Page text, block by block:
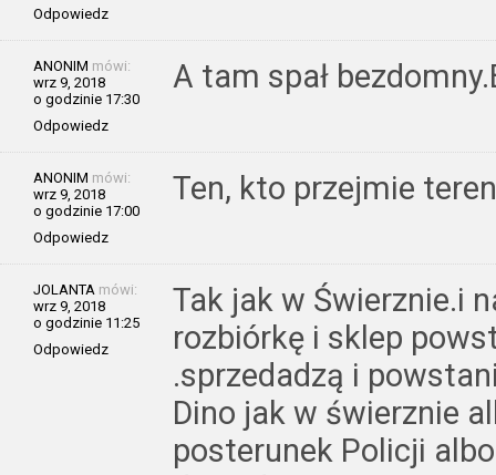
Odpowiedz
ANONIM mówi:
wrz 9, 2018
o godzinie 17:30
Odpowiedz
A tam spał
ANONIM mówi:
wrz 9, 2018
o godzinie 17:00
Odpowiedz
Ten, kto przejmie
JOLANTA mówi:
wrz 9, 2018
o godzinie 11:25
Odpowiedz
Tak jak w Świerznie.i
rozbiórkę i sklep
.sprzedadzą i
Dino jak w świerznie
posterunek Policji